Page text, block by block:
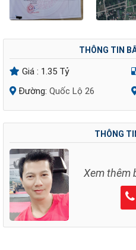
THÔNG TIN
Giá : 1.35 Tỷ
Đường: Quốc Lộ 26
THÔNG
Xem thêm